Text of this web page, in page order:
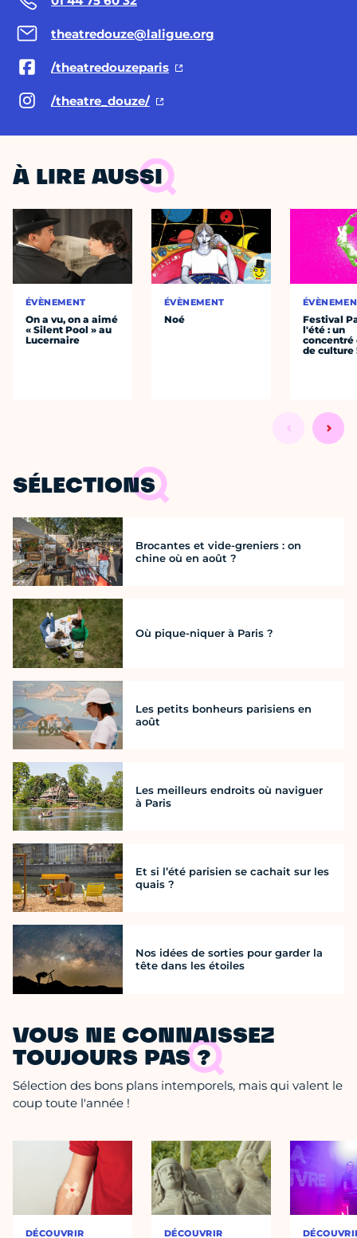
theatredouze@laligue.org
/theatredouzeparis
/theatre_douze/
À LIRE AUSSI
ÉVÈNEMENT
On a vu, on a aimé
« Silent Pool » au
Lucernaire
ÉVÈNEMENT
Noé
Festival
l'été : un
concentré
de culture
SÉLECTIONS
Brocantes et vide-greniers : on
chine où en août ?
Où pique-niquer à Paris ?
Les petits bonheurs parisiens en
août
Les meilleurs endroits où naviguer
à Paris
Et si l’été parisien se cachait sur les
quais ?
Nos idées de sorties pour garder la
tête dans les étoiles
VOUS NE CONNAISSEZ
TOUJOURS PAS ?
Sélection des bons plans intemporels, mais qui valent le
coup toute l'année !
DÉCOUVRIR DÉCOUVRIR